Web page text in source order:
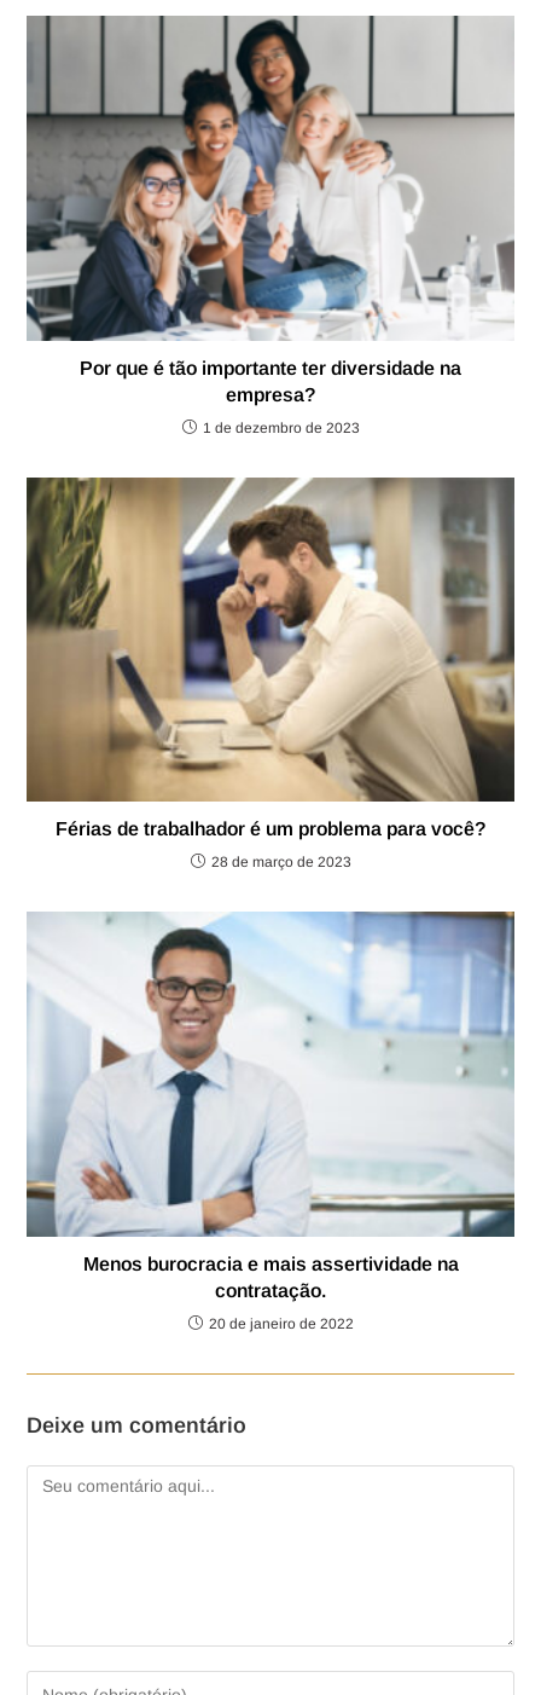
Por que é tão importante ter diversidade na
empresa?
1 de dezembro de 2023
Férias de trabalhador é um problema para você?
28 de março de 2023
Menos burocracia e mais assertividade na
contratação.
20 de janeiro de 2022
Deixe um comentário